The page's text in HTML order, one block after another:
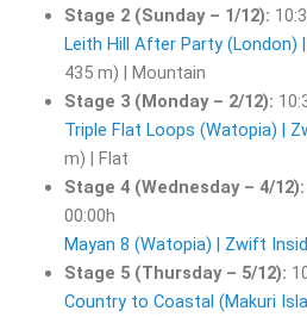
Stage 2 (Sunday – 1/12):
Leith Hill After Party (London)
435 m) | Mountain
Stage 3 (Monday – 2/12):
Triple Flat Loops (Watopia) |
m) | Flat
Stage 4 (Wednesday – 4/12):
00:00h
Mayan 8 (Watopia) | Zwift
Stage 5 (Thursday – 5/12):
Country to Coastal (Makuri